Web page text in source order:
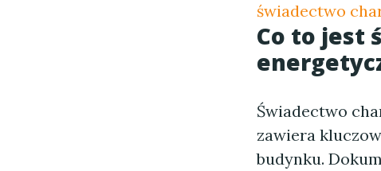
świadectwo
Co to jest
Świadectwo
zawiera
budynku.